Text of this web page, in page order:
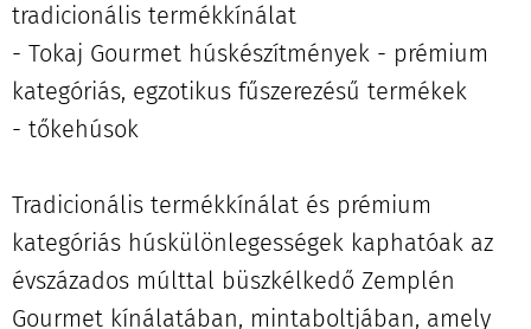
tradicionális termékkínálat
- Tokaj Gourmet húskészítmények - prémium
kategóriás, egzotikus fűszerezésű termékek
- tőkehúsok
Tradicionális termékkínálat és prémium
kategóriás húskülönlegességek kaphatóak az
évszázados múlttal büszkélkedő Zemplén
Gourmet kínálatában, mintaboltjában, amely